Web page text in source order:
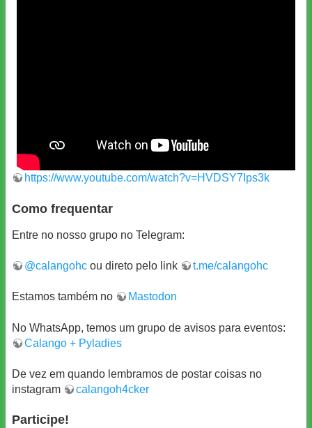
https://www.youtube.com/watch?v=HVDSY7Ips3k
Como frequentar
Entre no nosso grupo no Telegram:
@calangohc ou direto pelo link t.me/calangohc
Estamos também no Mastodon
No WhatsApp, temos um grupo de avisos para eventos:
Calango + Pyladies
De vez em quando lembramos de postar coisas no
instagram
calangoh4cker
Participe!